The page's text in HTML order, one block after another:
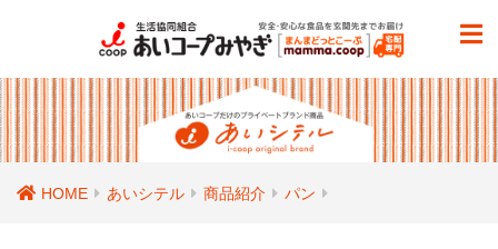
HOME あいシテル 商品紹介 パン